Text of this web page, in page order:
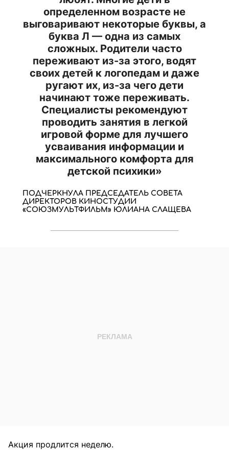
определенном возрасте не
выговаривают некоторые буквы, а
буква Л — одна из самых
сложных. Родители часто
переживают из-за этого, водят
своих детей к логопедам и даже
ругают их, из-за чего дети
начинают тоже переживать.
Специалисты рекомендуют
проводить занятия в легкой
игровой форме для лучшего
усваивания информации и
максимального комфорта для
детской психики»
ПОДЧЕРКНУЛА ПРЕДСЕДАТЕЛЬ СОВЕТА
ДИРЕКТОРОВ КИНОСТУДИИ
«СОЮЗМУЛЬТФИЛЬМ» ЮЛИАНА СЛАЩЕВА
Акция продлится неделю.